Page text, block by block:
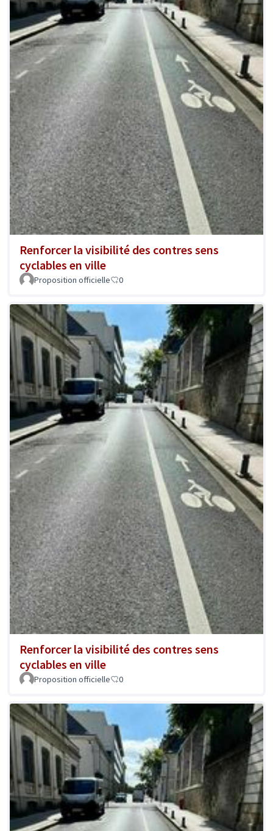
Renforcer la visibilité des contres sens
cyclables en ville
Proposition officielle 0
Renforcer la visibilité des contres sens
cyclables en ville
Proposition officielle 0